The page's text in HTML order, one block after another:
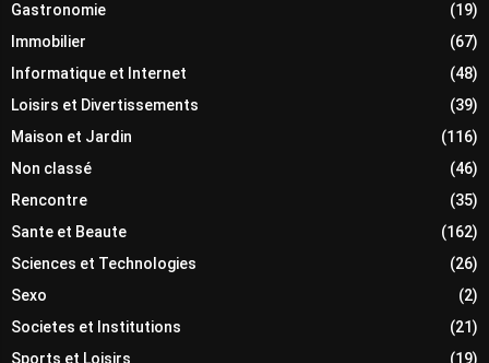
Gastronomie
(19)
Immobilier
(67)
Informatique et Internet
(48)
Loisirs et Divertissements
(39)
Maison et Jardin
(116)
Non classé
(46)
Rencontre
(35)
Sante et Beaute
(162)
Sciences et Technologies
(26)
Sexo
(2)
Societes et Institutions
(21)
Sports et Loisirs
(19)